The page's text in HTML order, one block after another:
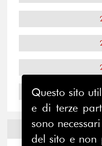
Questo sito
e di terze
sono
del sito e non